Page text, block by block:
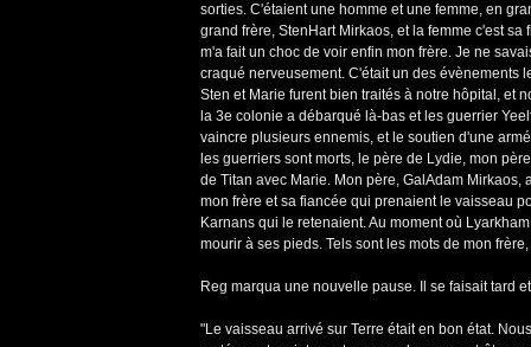
sorties. C'étaient une homme et une femme, en
grand frère, StenHart Mirkaos, et la femme c'est
m'a fait un choc de voir enfin mon frère. Je ne
craqué nerveusement. C'était un des évènements
Sten et Marie furent bien traités à notre hôpital, et
la 3e colonie a débarqué là-bas et les guerrier
vaincre plusieurs ennemis, et le soutien d'une
les guerriers sont morts, le père de Lydie, mon
de Titan avec Marie. Mon père, GalAdam
mon frère et sa fiancée qui prenaient le vaisseau
Karnans qui le retenaient. Au moment où
mourir à ses pieds. Tels sont les mots de mon
Reg marqua une nouvelle pause. Il se faisait tard
"Le vaisseau arrivé sur Terre était en bon état.